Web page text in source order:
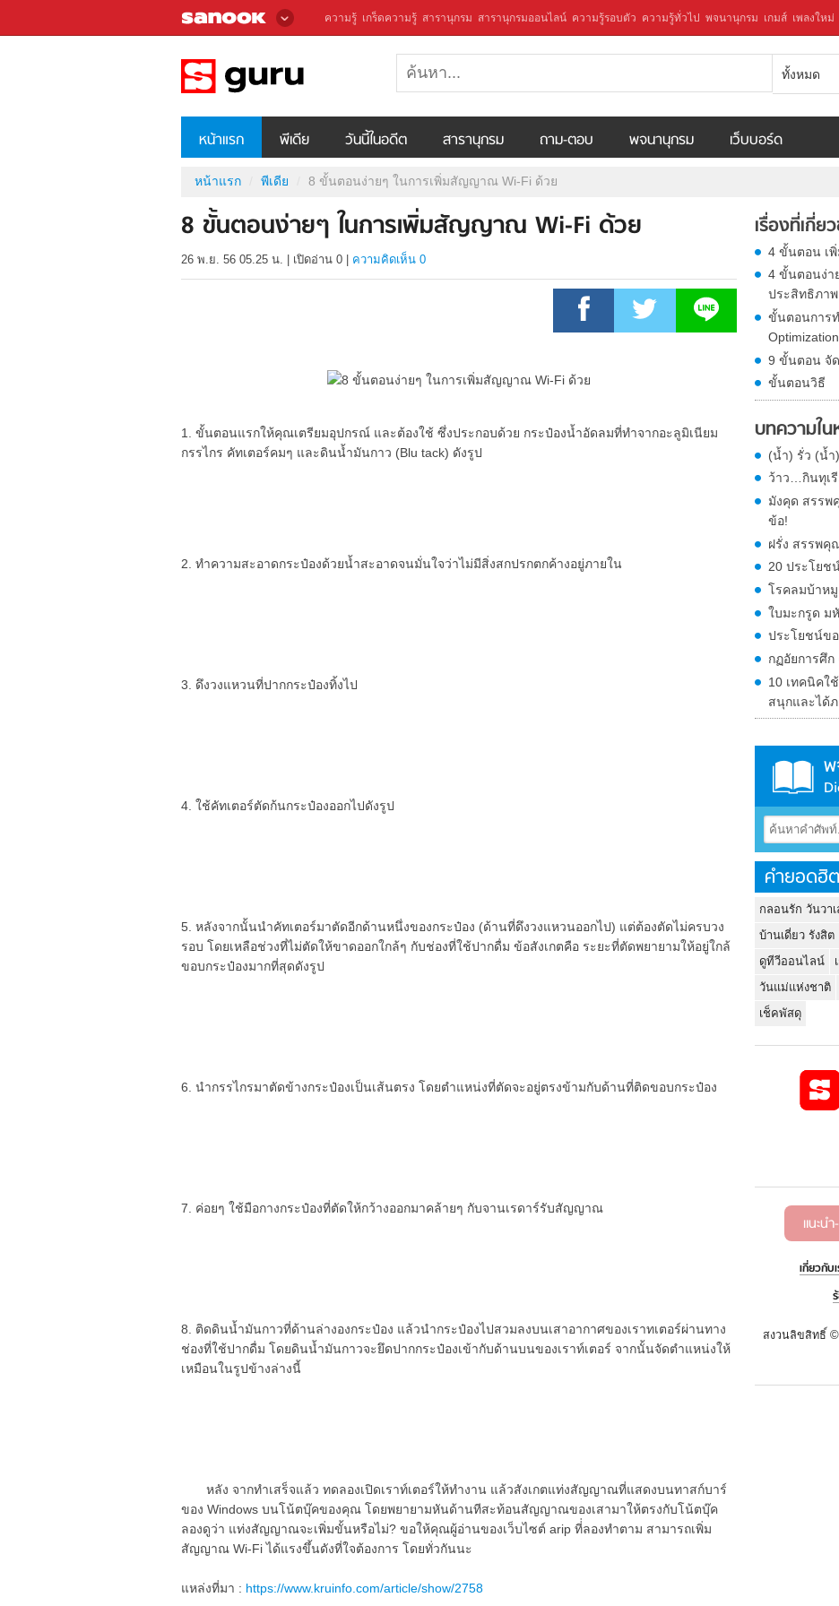
ความรู้ เกร็ดความรู้ สารานุกรม สารานุกรมออนไลน์ ความรู้รอบตัว ความรู้ทั่วไป พจนานุกรม เกมส์ เพลงใหม่
ทั้งหมด
หน้าแรก พีเดีย วันนี้ในอดีต สารานุกรม ถาม-ตอบ พจนานุกรม เว็บบอร์ด
หน้าแรก พีเดีย 8 ขั้นตอนง่ายๆ ในการเพิ่มสัญญาณ Wi-Fi ด้วย
8 ขั้นตอนง่ายๆ ในการเพิ่มสัญญาณ Wi-Fi ด้วย
26 พ.ย. 56 05.25 น. เปิดอ่าน 0 ความคิดเห็น 0
1. ขั้นตอนแรกให้คุณเตรียมอุปกรณ์ และต้องใช้ ซึ่งประกอบด้วย กระป๋องน้ำอัดลมที่ทำจากอะลูมิเนียม
กรรไกร คัทเตอร์คมๆ และดินน้ำมันกาว (Blu tack) ดังรูป
2. ทำความสะอาดกระป๋องด้วยน้ำสะอาดจนมั่นใจว่าไม่มีสิ่งสกปรกตกค้างอยู่ภายใน
3. ดึงวงแหวนที่ปากกระป๋องทิ้งไป
4. ใช้คัทเตอร์ตัดก้นกระป๋องออกไปดังรูป
5. หลังจากนั้นนำคัทเตอร์มาตัดอีกด้านหนึ่งของกระป๋อง (ด้านที่ดึงวงแหวนออกไป) แต่ต้องตัดไม่ครบวง
รอบ โดยเหลือช่วงที่ไม่ตัดให้ขาดออกใกล้ๆ กับช่องที่ใช้ปากดื่ม ข้อสังเกตคือ ระยะที่ตัดพยายามให้อยู่ใกล้
ขอบกระป๋องมากที่สุดดังรูป
6. นำกรรไกรมาตัดข้างกระป๋องเป็นเส้นตรง โดยตำแหน่งที่ตัดจะอยู่ตรงข้ามกับด้านที่ติดขอบกระป๋อง
7. ค่อยๆ ใช้มือกางกระป๋องที่ตัดให้กว้างออกมาคล้ายๆ กับจานเรดาร์รับสัญญาณ
8. ติดดินน้ำมันกาวที่ด้านล่างองกระป๋อง แล้วนำกระป๋องไปสวมลงบนเสาอากาศของเราทเตอร์ผ่านทาง
ช่องที่ใช้ปากดื่ม โดยดินน้ำมันกาวจะยึดปากกระป๋องเข้ากับด้านบนของเราท์เตอร์ จากนั้นจัดตำแหน่งให้
เหมือนในรูปข้างล่างนี้
หลัง จากทำเสร็จแล้ว ทดลองเปิดเราท์เตอร์ให้ทำงาน แล้วสังเกตแท่งสัญญาณที่แสดงบนทาสก์บาร์
ของ Windows บนโน้ตบุ๊คของคุณ โดยพยายามหันด้านทีสะท้อนสัญญาณของเสามาให้ตรงกับโน้ตบุ๊ค
ลองดูว่า แท่งสัญญาณจะเพิ่มขั้นหรือไม่? ขอให้คุณผู้อ่านของเว็บไซต์ arip ที่่ลองทำตาม สามารถเพิ่ม
สัญญาณ Wi-Fi ได้แรงขึ้นดังที่ใจต้องการ โดยทั่วกันนะ
แหล่งที่มา : https://www.kruinfo.com/article/show/2758
เรื่องที่เกี่ย
4 ขั้นตอน เ
4 ขั้นตอนง่า
ประสิทธิภาพ
ขั้นตอนการท
Optimization
9 ขั้นตอน จั
ขั้นตอนวิธี
บทความใ
(น้ำ) รั่ว (น้ำ
ว้าว…กินทุเ
มังคุด สรรพ
ข้อ!
ฝรั่ง สรรพคุ
20 ประโยช
โรคลมบ้าหมู
ใบมะกรูด ม
ประโยชน์ข
กฏอัยการศึก
10 เทคนิคใ
สนุกและได้
คำยอดฮิต
กลอนรัก วันวา
บ้านเดี่ยว รังสิต
ดูทีวีออนไลน์
วันแม่แห่งชาติ
เช็คพัสดุ
แนะน
เกี่ยวกับ
สงวนลิขสิทธิ์ ©